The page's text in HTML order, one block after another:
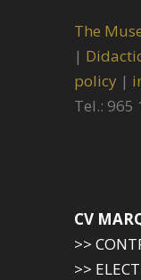
The
|
policy |
Tel.: 965
CV
>>
>>